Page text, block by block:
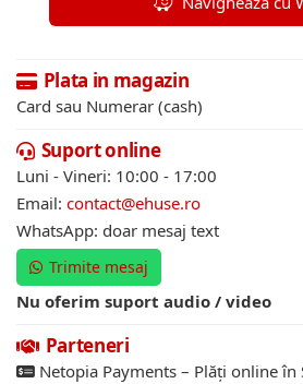
Plata in magazin
Card sau Numerar (cash)
Suport online
Luni - Vineri: 10:00 - 17:00
Email: contact@ehuse.ro
WhatsApp: doar mesaj text
Trimite mesaj
Nu oferim suport audio / video
Parteneri
Netopia Payments – Plăți online în